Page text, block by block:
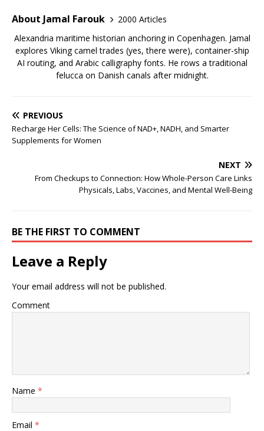
About Jamal Farouk
2000 Articles
Alexandria maritime historian anchoring in Copenhagen. Jamal
explores Viking camel trades (yes, there were), container-ship
AI routing, and Arabic calligraphy fonts. He rows a traditional
felucca on Danish canals after midnight.
PREVIOUS
Recharge Her Cells: The Science of NAD+, NADH, and Smarter
Supplements for Women
NEXT
From Checkups to Connection: How Whole-Person Care Links
Physicals, Labs, Vaccines, and Mental Well-Being
BE THE FIRST TO COMMENT
Leave a Reply
Your email address will not be published.
Comment
Name *
Email *